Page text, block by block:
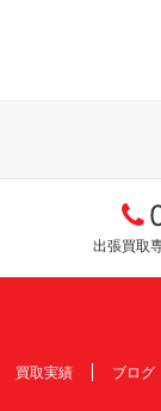
出張買取
買取実績 ブログ